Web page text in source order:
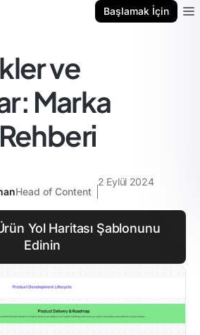
Başlamak İçin
ve
Marka
Rehberi
Head of Content
2 Eylül 2024
Yol Haritası Şablonunu
Edinin